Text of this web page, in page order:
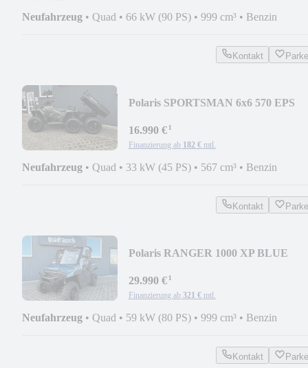
Neufahrzeug • Quad • 66 kW (90 PS) • 999 cm³ • Benzin
Kontakt
Polaris SPORTSMAN 6x6 570 EPS
16.990 €¹
Finanzierung ab 182 € mtl.
Neufahrzeug • Quad • 33 kW (45 PS) • 567 cm³ • Benzin
Kontakt
Polaris RANGER 1000 XP BLUE
29.990 €¹
Finanzierung ab 321 € mtl.
Neufahrzeug • Quad • 59 kW (80 PS) • 999 cm³ • Benzin
Kontakt